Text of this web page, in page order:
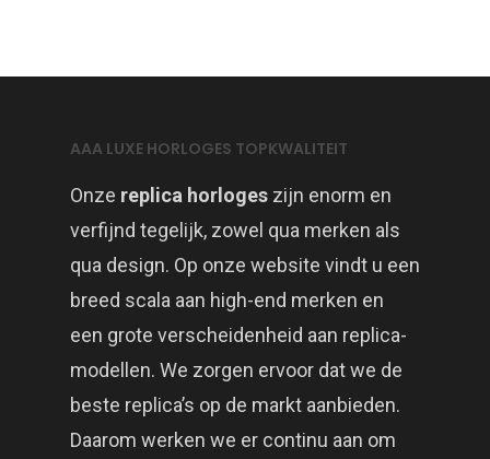
AAA LUXE HORLOGES TOPKWALITEIT
Onze replica horloges zijn enorm en
verfijnd tegelijk, zowel qua merken als
qua design. Op onze website vindt u een
breed scala aan high-end merken en
een grote verscheidenheid aan replica-
modellen. We zorgen ervoor dat we de
beste replica’s op de markt aanbieden.
Daarom werken we er continu aan om